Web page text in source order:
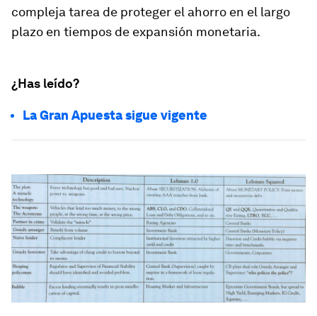
compleja tarea de proteger el ahorro en el largo
plazo en tiempos de expansión monetaria.
¿Has leído?
La Gran Apuesta sigue vigente